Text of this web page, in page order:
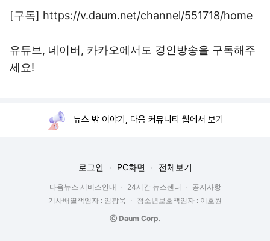
[구독] https://v.daum.net/channel/551718/home
유튜브, 네이버, 카카오에서도 경인방송을 구독해주
세요!
뉴스 밖 이야기, 다음 커뮤니티 웹에서 보기
로그인 PC화면 전체보기
다음뉴스 서비스안내 24시간 뉴스센터
공지사항
기사배열책임자 : 임광욱
청소년보호책임자 : 이호원
ⓒ Daum Corp.